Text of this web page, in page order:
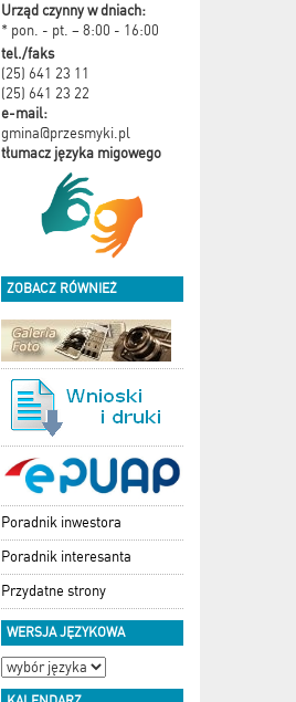
Urząd czynny w dniach:
* pon. - pt. – 8:00 - 16:00
tel./faks
(25) 641 23 11
(25) 641 23 22
e-mail:
gmina@przesmyki.pl
tłumacz języka migowego
ZOBACZ RÓWNIEŻ
Poradnik inwestora
Poradnik interesanta
Przydatne strony
WERSJA JĘZYKOWA